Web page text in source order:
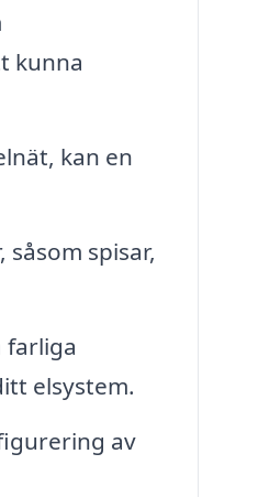
kunna
kan en
spisar,
farliga
elsystem.
av